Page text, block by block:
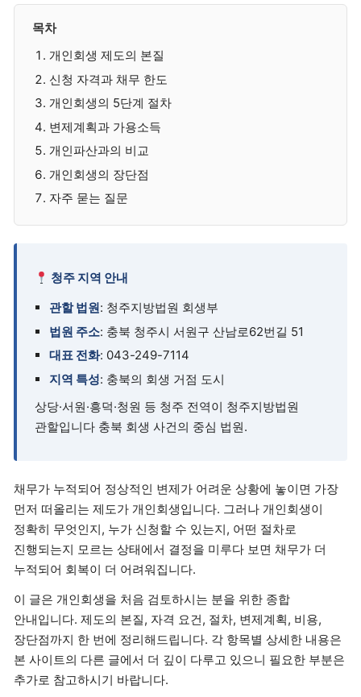
목차
개인회생 제도의 본질
신청 자격과 채무 한도
개인회생의 5단계 절차
변제계획과 가용소득
개인파산과의 비교
개인회생의 장단점
자주 묻는 질문
청주 지역 안내
관할 법원: 청주지방법원 회생부
법원 주소: 충북 청주시 서원구 산남로62번길 51
대표 전화: 043-249-7114
지역 특성: 충북의 회생 거점 도시
상당·서원·흥덕·청원 등 청주 전역이 청주지방법원
관할입니다 충북 회생 사건의 중심 법원.
채무가 누적되어 정상적인 변제가 어려운 상황에 놓이면 가장
먼저 떠올리는 제도가 개인회생입니다. 그러나 개인회생이
정확히 무엇인지, 누가 신청할 수 있는지, 어떤 절차로
진행되는지 모르는 상태에서 결정을 미루다 보면 채무가 더
누적되어 회복이 더 어려워집니다.
이 글은 개인회생을 처음 검토하시는 분을 위한 종합
안내입니다. 제도의 본질, 자격 요건, 절차, 변제계획, 비용,
장단점까지 한 번에 정리해드립니다. 각 항목별 상세한 내용은
본 사이트의 다른 글에서 더 깊이 다루고 있으니 필요한 부분은
추가로 참고하시기 바랍니다.